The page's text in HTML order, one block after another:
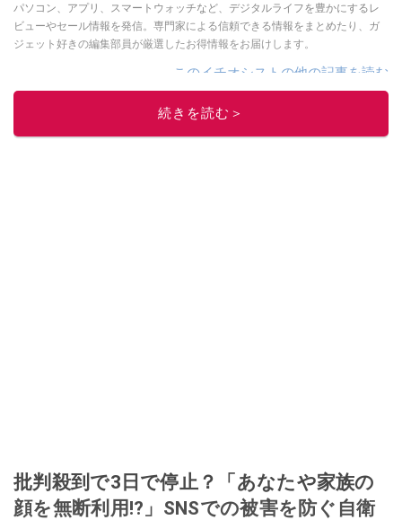
パソコン、アプリ、スマートウォッチなど、デジタルライフを豊かにするレ
ビューやセール情報を発信。専門家による信頼できる情報をまとめたり、ガ
ジェット好きの編集部員が厳選したお得情報をお届けします。
このイチオシストの他の記事を読む
続きを読む＞
批判殺到で3日で停止？「あなたや家族の
顔を無断利用!?」SNSでの被害を防ぐ自衛